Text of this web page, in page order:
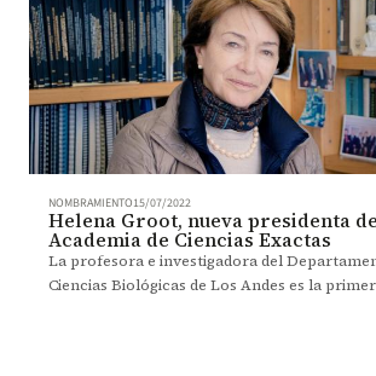
NOMBRAMIENTO15/07/2022
Helena Groot, nueva presidenta
Academia de Ciencias Exactas
La profesora e investigadora del
Ciencias Biológicas de Los Andes es la